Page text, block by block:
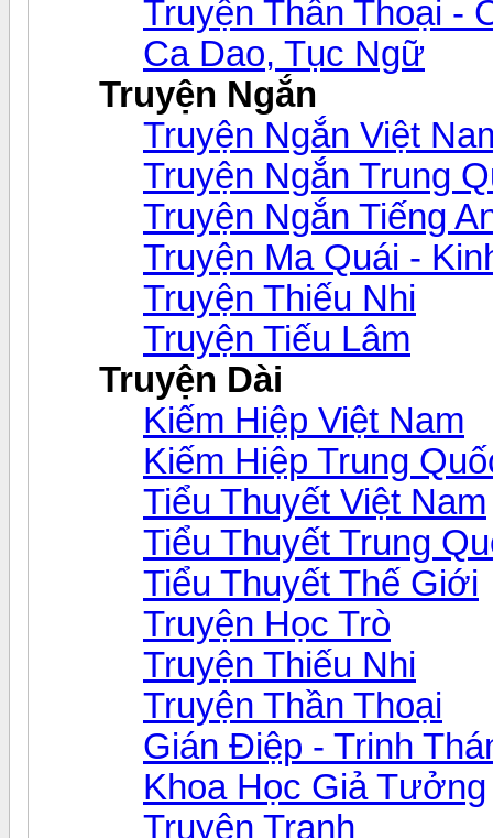
Truyện Thần Thoại -
Ca Dao, Tục Ngữ
Truyện Ngắn
Truyện Ngắn Việt
Truyện Ngắn Trung
Truyện Ngắn Tiếng
Truyện Ma Quái -
Truyện Thiếu Nhi
Truyện Tiếu Lâm
Truyện Dài
Kiếm Hiệp Việt Nam
Kiếm Hiệp Trung
Tiểu Thuyết Việt Nam
Tiểu Thuyết Trung
Tiểu Thuyết Thế Giới
Truyện Học Trò
Truyện Thiếu Nhi
Truyện Thần Thoại
Gián Điệp - Trinh
Khoa Học Giả Tưởng
Truyện Tranh